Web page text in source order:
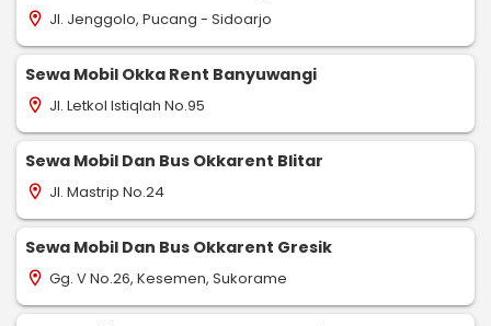
location_on Jl. Jenggolo, Pucang - Sidoarjo
Sewa Mobil Okka Rent Banyuwangi
location_on Jl. Letkol Istiqlah No.95
Sewa Mobil Dan Bus Okkarent Blitar
location_on Jl. Mastrip No.24
Sewa Mobil Dan Bus Okkarent Gresik
location_on Gg. V No.26, Kesemen, Sukorame